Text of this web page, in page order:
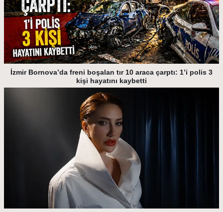
İzmir Bornova’da freni boşalan tır 10 araca çarptı: 1’i polis 3
kişi hayatını kaybetti